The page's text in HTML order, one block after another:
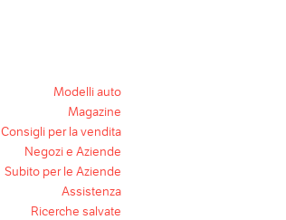
Modelli auto
Magazine
Consigli per la vendita
Negozi e Aziende
Subito per le Aziende
Assistenza
Ricerche salvate